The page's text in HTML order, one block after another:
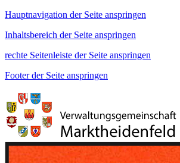
Hauptnavigation der Seite anspringen
Inhaltsbereich der Seite anspringen
rechte Seitenleiste der Seite anspringen
Footer der Seite anspringen